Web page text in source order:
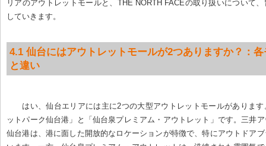
リアのアウトレットモールと、THE NORTH FACEの取り扱いについて
していきます。
4.1 仙台にはアウトレットモールが2つありますか？：
と違い
はい、仙台エリアには主に2つの大型アウトレットモールがありま
ットパーク仙台港」と「仙台泉プレミアム・アウトレット」です。三井
仙台港は、港に面した開放的なロケーションが特徴で、特にアウトドア